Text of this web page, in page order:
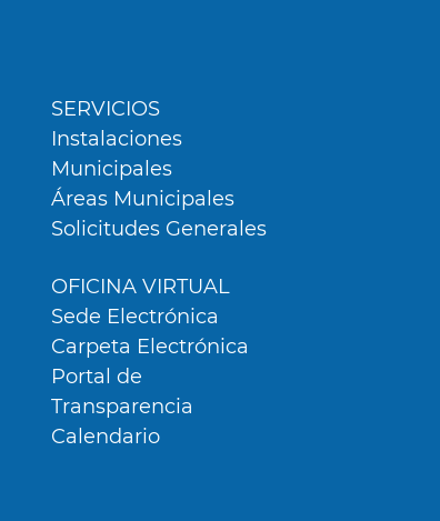
SERVICIOS
Instalaciones
Municipales
Áreas Municipales
Solicitudes Generales
OFICINA VIRTUAL
Sede Electrónica
Carpeta Electrónica
Portal de
Transparencia
Calendario